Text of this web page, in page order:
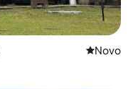
Novo
Novo